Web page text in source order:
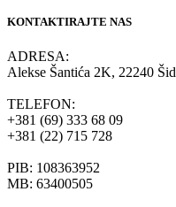
KONTAKTIRAJTE NAS
ADRESA:
Alekse Šantića 2K, 22240 Šid
TELEFON:
+381 (69) 333 68 09
+381 (22) 715 728
PIB: 108363952
MB: 63400505